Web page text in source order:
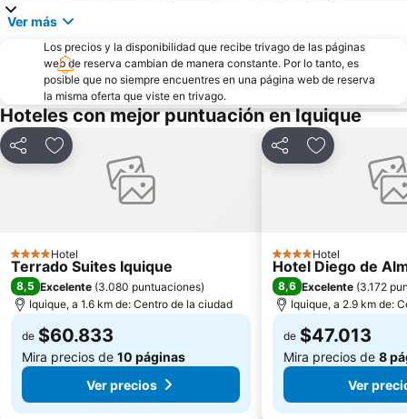
Ver más
Los precios y la disponibilidad que recibe trivago de las páginas
web de reserva cambian de manera constante. Por lo tanto, es
posible que no siempre encuentres en una página web de reserva
la misma oferta que viste en trivago.
Hoteles con mejor puntuación en Iquique
CompartirAgregar a favoritos
4 Estrellas
Hotel
Terrado Suites Iquique
8,5 Excelente (3.080 puntuaciones)
Iquique, a 1.6 km de: Centro de la ciudad
de $60.833
Mira precios de 10 páginas
Ver precios
CompartirAgregar a
4 Estrellas
Hotel
Hotel Diego de
8,6 Excelente (3.172
Iquique, a 2.9 km de:
de $47.013
Mira precios de 8
Ver